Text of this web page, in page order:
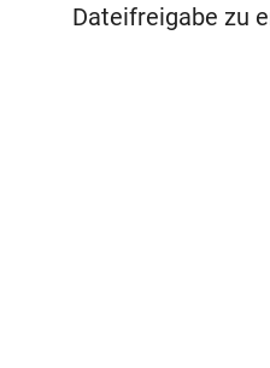
Dateifreigabe zu